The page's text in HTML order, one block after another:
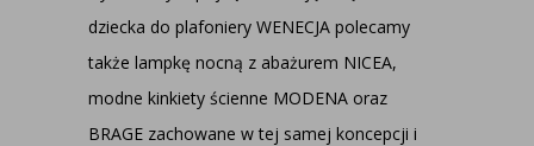
dziecka do plafoniery WENECJA polecamy
także lampkę nocną z abażurem NICEA,
modne kinkiety ścienne MODENA oraz
BRAGE zachowane w tej samej koncepcji i